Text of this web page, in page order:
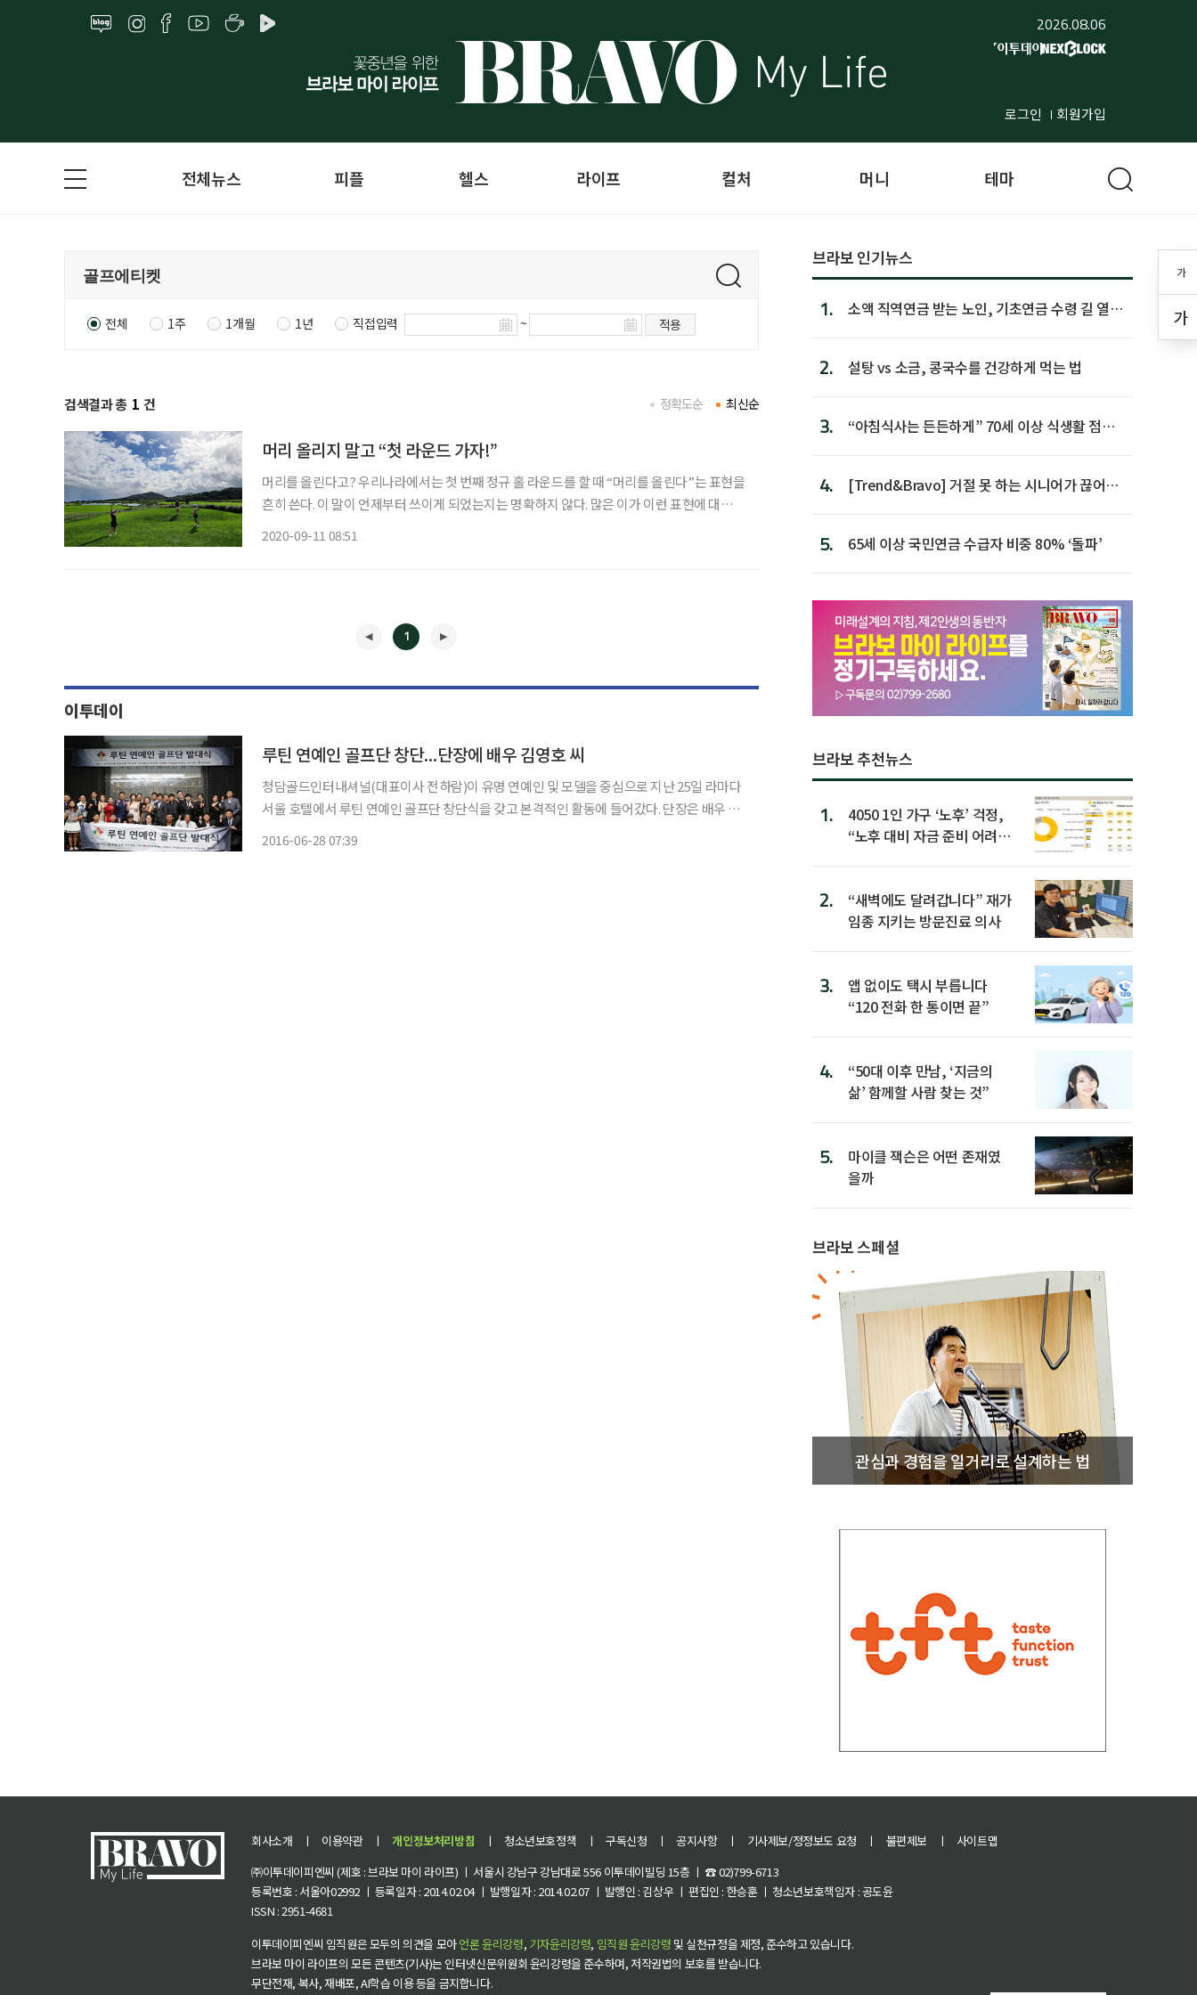
2026.08.06
로그인 회원가입
가
가
전체뉴스 피플 헬스 라이프 컬처 머니 테마
전체 1주 1개월 1년 직접입력 ~ 적용
검색결과 총 1 건 최신순
정확도순
머리 올리지 말고 “첫 라운드 가자!”
머리를 올린다고? 우리나라에서는 첫 번째 정규 홀 라운드를 할 때 “머리를 올린다”는 표현을
흔히 쓴다. 이 말이 언제부터 쓰이게 되었는지는 명확하지 않다. 많은 이가 이런 표현에 대해
2020-09-11 08:51
1
이투데이
루틴 연예인 골프단 창단...단장에 배우 김영호 씨
청담골드인터내셔널(대표이사 전하람)이 유명 연예인 및 모델을 중심으로 지난 25일 라마다
서울 호텔에서 루틴 연예인 골프단 창단식을 갖고 본격적인 활동에 들어갔다. 단장은 배우 김
2016-06-28 07:39
브라보 인기뉴스
1.
소액 직역연금 받는 노인, 기초연금 수령 길 열린
2. 설탕 vs 소금, 콩국수를 건강하게 먹는 법
3.
“아침식사는 든든하게” 70세 이상 식생활 점수
4.
[Trend&Bravo] 거절 못 하는 시니어가 끊어야
5. 65세 이상 국민연금 수급자 비중 80% ‘돌파’
브라보 추천뉴스
1.
4050 1인 가구 ‘노후’ 걱정,
“노후 대비 자금 준비 어려
2.
“새벽에도 달려갑니다” 재가
임종 지키는 방문진료 의사
3.
앱 없이도 택시 부릅니다
“120 전화 한 통이면 끝”
4.
“50대 이후 만남, ‘지금의
삶’ 함께할 사람 찾는 것”
5.
마이클 잭슨은 어떤 존재였
을까
브라보 스페셜
관심과 경험을 일거리로 설계하는 법
회사소개 ㅣ 이용약관 ㅣ 개인정보처리방침 ㅣ 청소년보호정책 ㅣ 구독신청 ㅣ 공지사항 ㅣ 기사제보/정정보도 요청 ㅣ 불편제보 ㅣ
사이트맵
㈜이투데이피엔씨 (제호 : 브라보 마이 라이프) ㅣ 서울시 강남구 강남대로 556 이투데이빌딩 15층 ㅣ ☎ 02)799-6713
등록번호 : 서울아02992 ㅣ 등록일자 : 2014.02.04 ㅣ 발행일자 : 2014.02.07 ㅣ 발행인 : 김상우 ㅣ 편집인 : 한승훈 ㅣ 청소년보호책임자 : 공도윤
ISSN : 2951-4681
이투데이피엔씨 임직원은 모두의 의견을 모아언론 윤리강령, 기자윤리강령, 임직원 윤리강령 및 실천규정을 제정, 준수하고 있습니다.
브라보 마이 라이프의 모든 콘텐츠(기사)는 인터넷신문위원회 윤리강령을 준수하며, 저작권법의 보호를 받습니다.
무단전재, 복사, 재배포, AI학습 이용 등을 금지합니다.